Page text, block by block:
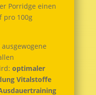
Porridge einen
pro 100g
optimaler
Vitalstoffe